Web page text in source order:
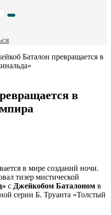
Поиск
Баталон превращается в
в
в мире созданий ночи.
тизер мистической
с Джейкобом Баталоном в
серии Б. Труанта «Толстый